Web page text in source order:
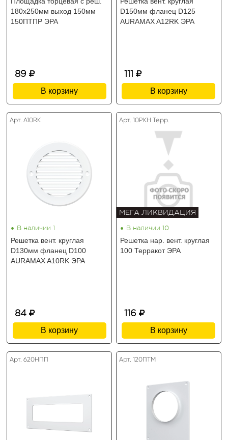
180х250мм выход 150мм
150ПТПР ЭРА
89
В корзину
D150мм фланец D125
AURAMAX A12RK ЭРА
111
В корзину
Арт. A10RK
• В наличии 1
Решетка вент. круглая
D130мм фланец D100
AURAMAX A10RK ЭРА
84
В корзину
Арт. 10РКН Терр.
МЕГА ЛИКВИДАЦИЯ
• В наличии 10
Решетка нар. вент. круглая
100 Терракот ЭРА
116
В корзину
Арт. 620НПП Арт. 120ПТМ